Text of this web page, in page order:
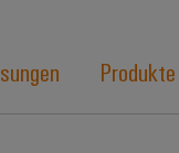
Produkte